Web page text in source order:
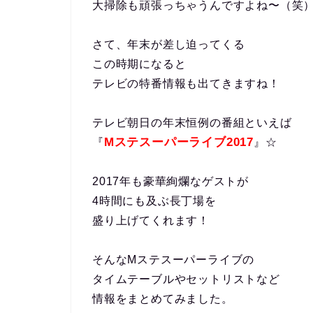
大掃除も頑張っちゃうんですよね〜（笑
さて、年末が差し迫ってくる
この時期になると
テレビの特番情報も出てきますね！
テレビ朝日の年末恒例の番組といえば
『Mステスーパーライブ2017 』☆
2017年も豪華絢爛なゲストが
4時間にも及ぶ長丁場を
盛り上げてくれます！
そんなMステスーパーライブの
タイムテーブルやセットリストなど
情報をまとめてみました。